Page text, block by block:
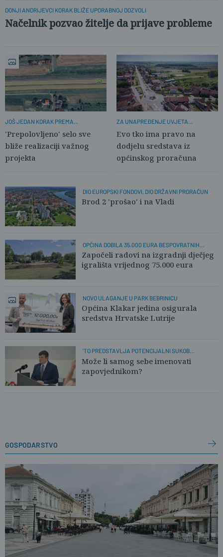
DONJI ANDRIJEVCI KORAK BLIŽE UPORABNOJ DOZVOLI
Načelnik pozvao žitelje da prijave probleme
JOŠ JEDAN KORAK PREMA
'Prepolovljeno' selo sve
bliže realizaciji važnog
projekta
ZA UNAPREĐENJE UVJETA
Evo tko ima pravo na
dodjelu sredstava iz
općinskog proračuna
DIO EUROPSKI FONDOVI, DIO DRŽAVNI PRORAČUN
Brod 2 'prošao' i na Vladi
OPĆINA DOBILA 35.000 EURA BESPOVRATNIH
SREDSTAVA
Započeli radovi na izgradnji dječjeg
igrališta vrijednog 75.000 eura
NOVO ULAGANJE U PARK BEBRINICU
Općina Klakar jedina osigurala
sredstva Hrvatske Lutrije
'TO PREDSTAVLJA POTENCIJALNI SUKOB
INTERESA!'
Može li samog sebe imenovati
zapovjednikom?
gospodarstvo